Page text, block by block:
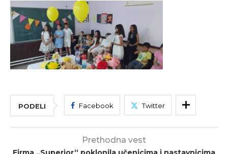
PODELI Facebook Twitter
Prethodna vest